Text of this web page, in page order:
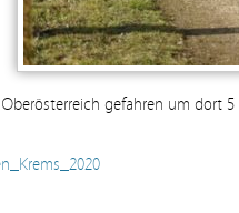
gefahren um dort